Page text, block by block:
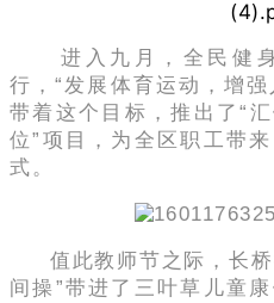
进入九月，全民健身
行，“发展体育运动，增
带着这个目标，推出了“
位”项目，为全区职工带
式。
值此教师节之际，长
间操”带进了三叶草儿童